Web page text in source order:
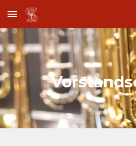
Skip to main content